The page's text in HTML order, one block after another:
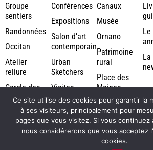
Groupe
sentiers
Randonnées
Occitan
Atelier
reliure
Cercle des
Jardiniers
Conférences
Expositions
Salon d’art
contemporain
Urban
Sketchers
Visites
Canaux
Musée
Ornano
Patrimoine
rural
Place des
Moines
La
Ce site utilise des cookies pour garantir la
à ses visiteurs, principalement pour
pages que vous visitez. Si vous
nous considérerons que vous acceptez
cookies.